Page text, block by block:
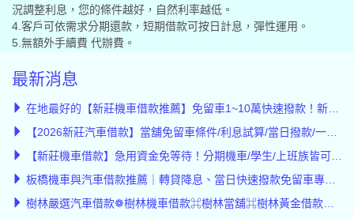
況調整利息，您的條件越好，自然利率越低。
4.客戶可依需求分期還款，短期借款可按日計息，彈性運用。
5.無額外手續費 代辦費。
最新消息
在地最好的【新莊機車借款推薦】免留車1~10萬快速撥款！新莊當舖首選宏達當舖
【2026新莊汽車借款】當舖免留車條件/利息試算/當日撥款/一次看懂
【新莊機車借款】急用資金免等待！分期機車/學生/上班族皆可辦，利息公開透明/媲美公營當舖
板橋機車與汽車借款推薦｜轉貸降息、當日快速撥款免留車專案｜宏達當舖
樹林嚴選汽車借款❁樹林機車借款⌘樹林當舖⌘樹林黃金借款低息⌘樹林轉貸降息